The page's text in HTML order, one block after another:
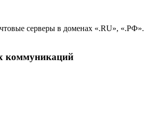
серверы в доменах «.RU», «.РФ».
коммуникаций